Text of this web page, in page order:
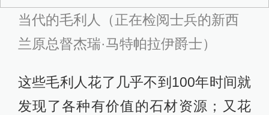
仍为毛利人所珍视。哪里甘薯得到了
种植，哪里毛利人也就得到了繁殖。
候温和、甘薯丰产的缘故。当然，以
现代人的眼光来看，那时的毛利人的